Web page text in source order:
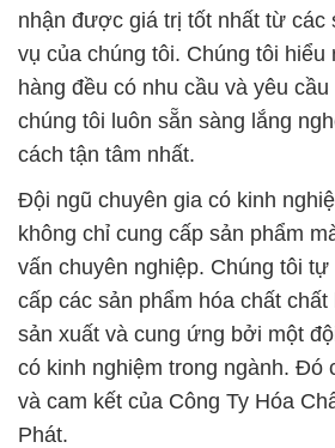
nhận được giá trị tốt nhất từ các
vụ của chúng tôi. Chúng tôi hiểu
hàng đều có nhu cầu và yêu
chúng tôi luôn sẵn sàng lắng
cách tận tâm nhất.
Đội ngũ chuyên gia có kinh
không chỉ cung cấp sản phẩm
vấn chuyên nghiệp. Chúng tôi
cấp các sản phẩm hóa chất
sản xuất và cung ứng bởi một
có kinh nghiệm trong ngành. Đó
và cam kết của Công Ty Hóa
Phát.